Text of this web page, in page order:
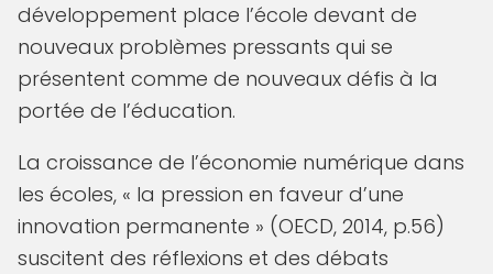
développement place l’école devant de
nouveaux problèmes pressants qui se
présentent comme de nouveaux défis à la
portée de l’éducation.
La croissance de l’économie numérique dans
les écoles, « la pression en faveur d’une
innovation permanente » (OECD, 2014, p.56)
suscitent des réflexions et des débats